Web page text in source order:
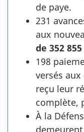
de paye.
231
aux
de 352 855
198
versés
reçu leur
complète,
À la